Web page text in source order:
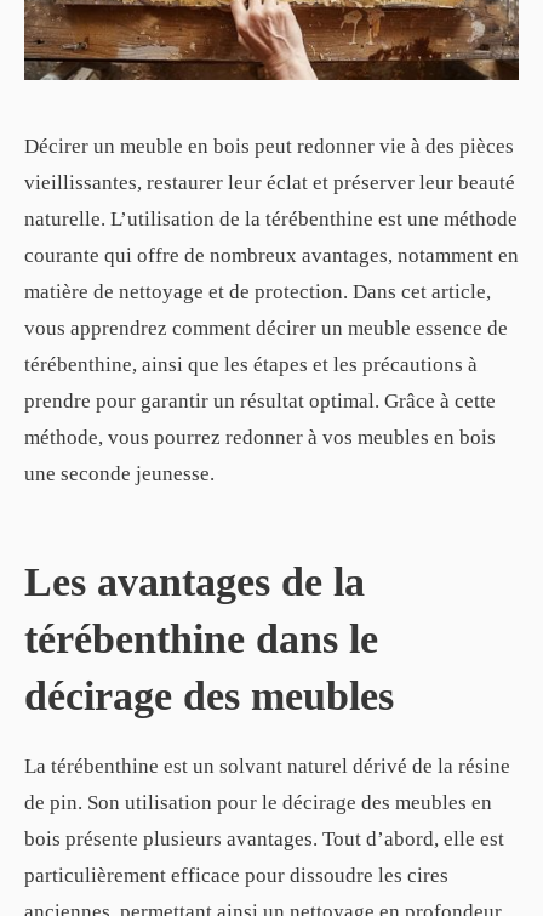
Décirer un meuble en bois peut redonner vie à des pièces
vieillissantes, restaurer leur éclat et préserver leur beauté
naturelle. L’utilisation de la térébenthine est une méthode
courante qui offre de nombreux avantages, notamment en
matière de nettoyage et de protection. Dans cet article,
vous apprendrez comment décirer un meuble essence de
térébenthine, ainsi que les étapes et les précautions à
prendre pour garantir un résultat optimal. Grâce à cette
méthode, vous pourrez redonner à vos meubles en bois
une seconde jeunesse.
Les avantages de la
térébenthine dans le
décirage des meubles
La térébenthine est un solvant naturel dérivé de la résine
de pin. Son utilisation pour le décirage des meubles en
bois présente plusieurs avantages. Tout d’abord, elle est
particulièrement efficace pour dissoudre les cires